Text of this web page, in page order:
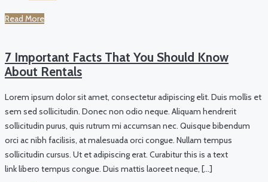
Read More
7 Important Facts That You Should Know
About Rentals
Lorem ipsum dolor sit amet, consectetur adipiscing elit. Duis mollis et
sem sed sollicitudin. Donec non odio neque. Aliquam hendrerit
sollicitudin purus, quis rutrum mi accumsan nec. Quisque bibendum
orci ac nibh facilisis, at malesuada orci congue. Nullam tempus
sollicitudin cursus. Ut et adipiscing erat. Curabitur this is a text
link libero tempus congue. Duis mattis laoreet neque, […]